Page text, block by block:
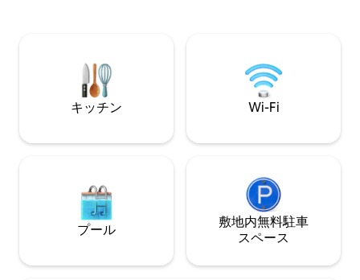
あり、良いサンゴ
す。👍 「💖我が家にいるような気分💖」
家族や友達に💖最
キッチン Wi-Fi
プール
敷地内無料駐⁠車
ス⁠ペ⁠ー⁠ス